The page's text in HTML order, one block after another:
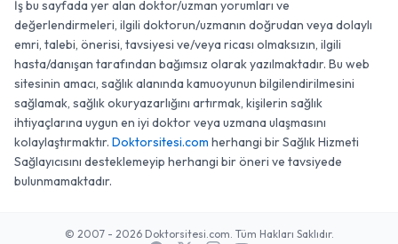
İş bu sayfada yer alan doktor/uzman yorumları ve
değerlendirmeleri, ilgili doktorun/uzmanın doğrudan veya dolaylı
emri, talebi, önerisi, tavsiyesi ve/veya ricası olmaksızın, ilgili
hasta/danışan tarafından bağımsız olarak yazılmaktadır. Bu web
sitesinin amacı, sağlık alanında kamuoyunun bilgilendirilmesini
sağlamak, sağlık okuryazarlığını artırmak, kişilerin sağlık
ihtiyaçlarına uygun en iyi doktor veya uzmana ulaşmasını
kolaylaştırmaktır. Doktorsitesi.com herhangi bir Sağlık Hizmeti
Sağlayıcısını desteklemeyip herhangi bir öneri ve tavsiyede
bulunmamaktadır.
© 2007 - 2026 Doktorsitesi.com. Tüm Hakları Saklıdır.